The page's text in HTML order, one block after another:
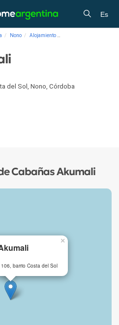
Es
Nono Alojamiento
del Sol , Nono, Córdoba
Cabañas Akumali
barrio Costa del Sol
×